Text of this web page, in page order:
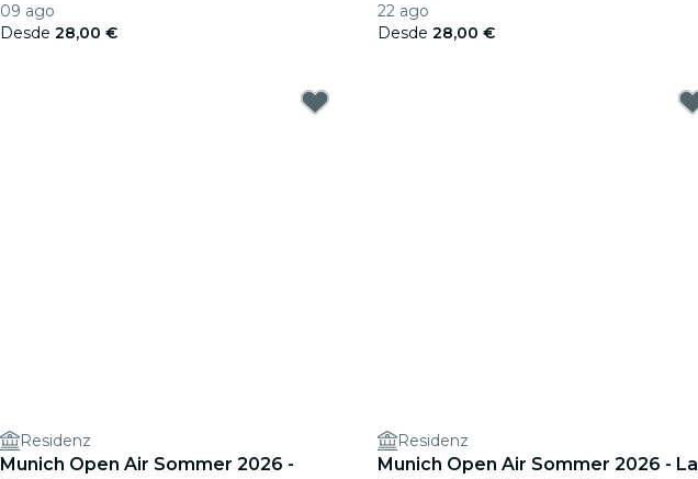
09 ago
Desde 28,00 €
22 ago
Desde 28,00 €
Residenz
Munich Open Air Sommer 2026 -
Residenz
Munich Open Air Sommer 2026 - La